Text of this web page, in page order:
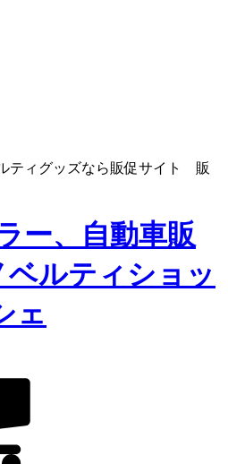
ティグッズなら販促サイト 販